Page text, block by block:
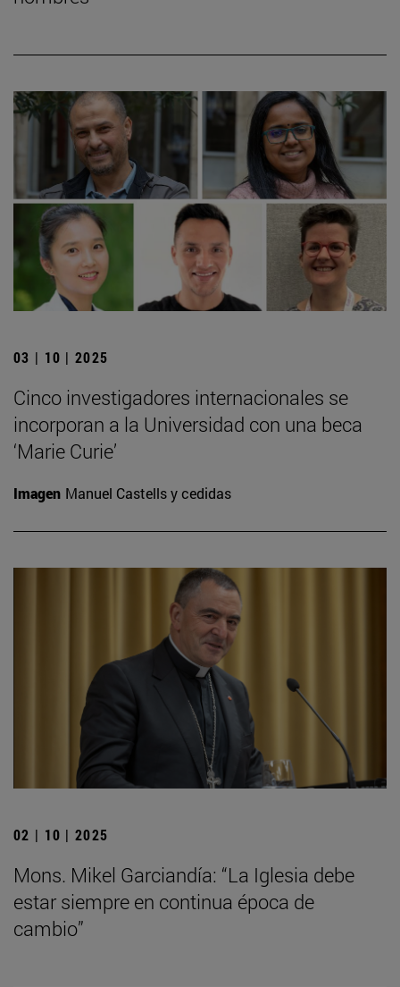
03 | 10 | 2025
Cinco investigadores internacionales se
incorporan a la Universidad con una beca
‘Marie Curie’
Imagen Manuel Castells y cedidas
02 | 10 | 2025
Mons. Mikel Garciandía: “La Iglesia debe
estar siempre en continua época de
cambio”